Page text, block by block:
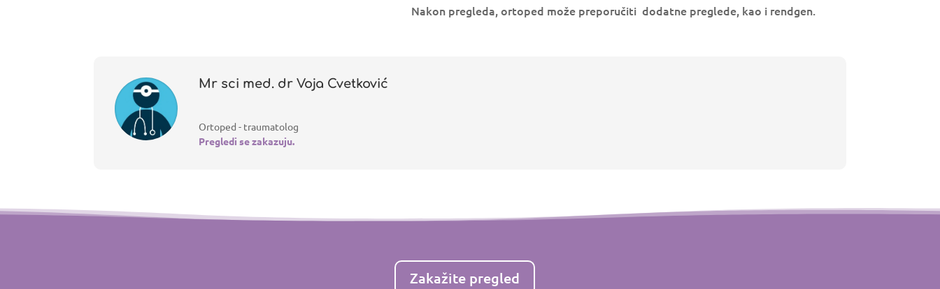
Nakon pregleda, ortoped može preporučiti dodatne preglede, kao i rendgen.
Mr sci med. dr Voja Cvetković
Ortoped - traumatolog
Pregledi se zakazuju.
Zakažite pregled